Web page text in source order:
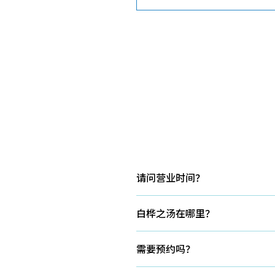
请问营业时间？
13:00〜22:00（最后入场时间
白桦之汤在哪里？
您可以从安比高原全日空皇冠
需要预约吗？
无需预约。